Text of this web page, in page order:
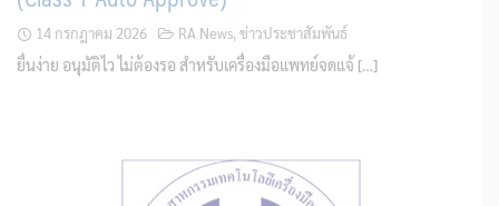
14 กรกฎาคม 2026 RA News, ข่าวประชาสัมพันธ์
ยื่นง่าย อนุมัติไว ไม่ต้องรอ สำหรับเครื่องมือแพทย์จดแจ้ […]